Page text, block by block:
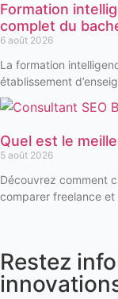
Formation
complet du
6 août 2026
La formation
établissement
Quel est le
5 août 2026
Découvrez comment
comparer freelance
Restez